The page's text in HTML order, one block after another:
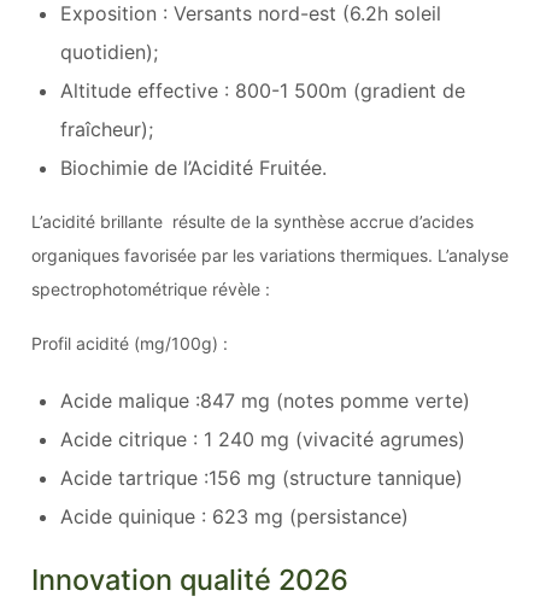
Exposition : Versants nord-est (6.2h soleil
quotidien);
Altitude effective : 800-1 500m (gradient de
fraîcheur);
Biochimie de l’Acidité Fruitée.
L’acidité brillante résulte de la synthèse accrue d’acides
organiques favorisée par les variations thermiques. L’analyse
spectrophotométrique révèle :
Profil acidité (mg/100g) :
Acide malique :847 mg (notes pomme verte)
Acide citrique : 1 240 mg (vivacité agrumes)
Acide tartrique :156 mg (structure tannique)
Acide quinique : 623 mg (persistance)
Innovation qualité 2026